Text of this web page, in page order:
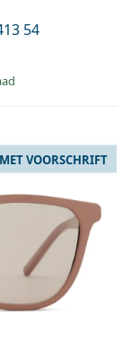
54
VOORSCHRIFT